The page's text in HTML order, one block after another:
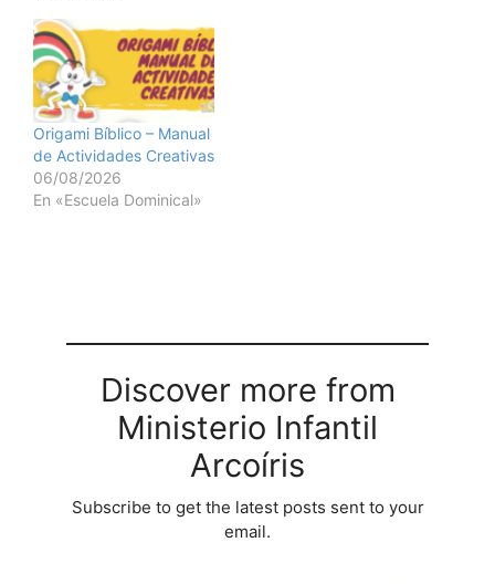
Origami Bíblico – Manual
de Actividades Creativas
06/08/2026
En «Escuela Dominical»
Discover more from
Ministerio Infantil
Arcoíris
Subscribe to get the latest posts sent to your
email.